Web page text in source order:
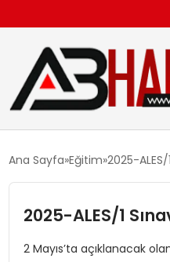
Ana Sayfa Eğitim 2025-ALES/
2025-ALES/1
2 Mayıs’ta açıklanacak